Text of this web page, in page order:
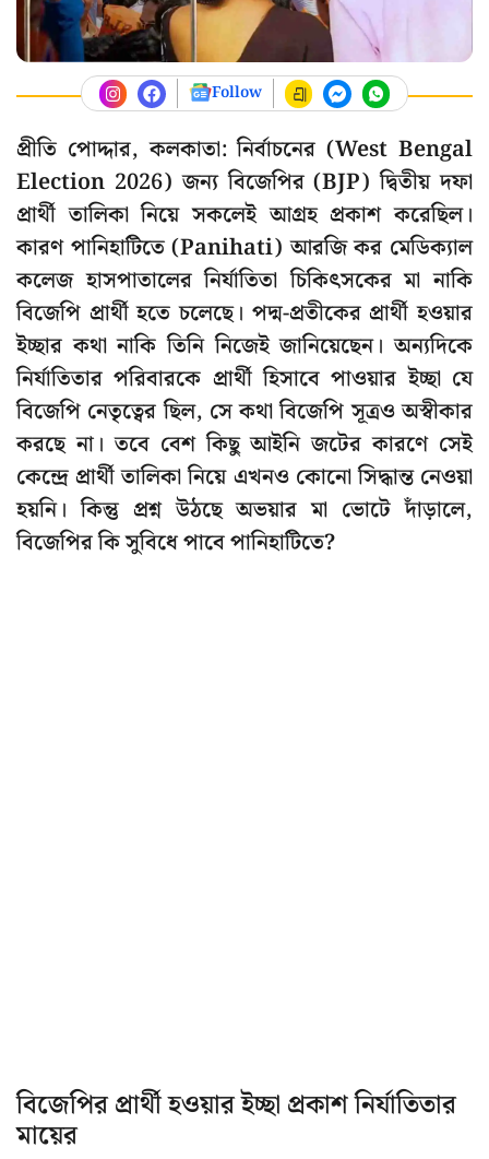
Follow
প্রীতি পোদ্দার, কলকাতা: নির্বাচনের (West Bengal
Election 2026) জন্য বিজেপির (BJP) দ্বিতীয় দফা
প্রার্থী তালিকা নিয়ে সকলেই আগ্রহ প্রকাশ করেছিল।
কারণ পানিহাটিতে (Panihati) আরজি কর মেডিক্যাল
কলেজ হাসপাতালের নির্যাতিতা চিকিৎসকের মা নাকি
বিজেপি প্রার্থী হতে চলেছে। পদ্ম-প্রতীকের প্রার্থী হওয়ার
ইচ্ছার কথা নাকি তিনি নিজেই জানিয়েছেন। অন্যদিকে
নির্যাতিতার পরিবারকে প্রার্থী হিসাবে পাওয়ার ইচ্ছা যে
বিজেপি নেতৃত্বের ছিল, সে কথা বিজেপি সূত্রও অস্বীকার
করছে না। তবে বেশ কিছু আইনি জটের কারণে সেই
কেন্দ্রে প্রার্থী তালিকা নিয়ে এখনও কোনো সিদ্ধান্ত নেওয়া
হয়নি। কিন্তু প্রশ্ন উঠছে অভয়ার মা ভোটে দাঁড়ালে,
বিজেপির কি সুবিধে পাবে পানিহাটিতে?
বিজেপির প্রার্থী হওয়ার ইচ্ছা প্রকাশ নির্যাতিতার
মায়ের